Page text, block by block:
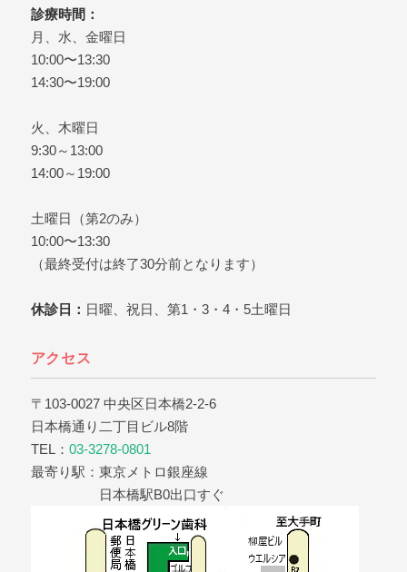
日本橋で歯医者をお探しな
ら、日本橋グリーン歯科ま
でどうぞ。
診療時間：
月、水、金曜日
10:00〜13:30
14:30〜19:00
火、木曜日
9:30～13:00
14:00～19:00
土曜日（第2のみ）
10:00〜13:30
（最終受付は終了30分前となります）
休診日： 日曜、祝日、第1・3・4・5土曜日
アクセス
〒103-0027 中央区日本橋2-2-6
日本橋通り二丁目ビル8階
TEL： 03-3278-0801
最寄り駅：東京メトロ銀座線
日本橋駅B0出口すぐ